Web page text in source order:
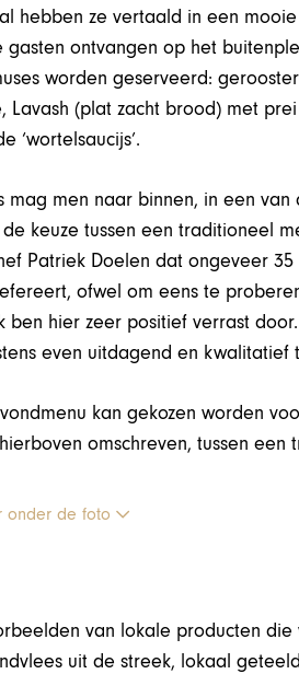
hebben ze vertaald in een
gasten ontvangen op het
worden geserveerd:
Lavash (plat zacht brood) met
‘wortelsaucijs’.
mag men naar binnen, in een
keuze tussen een traditioneel
Patriek Doelen dat ongeveer
ofwel om eens te
ben hier zeer positief verrast
even uitdagend en kwalitatief
kan gekozen worden
omschreven, tussen
onder de foto
van lokale producten
uit de streek, lokaal